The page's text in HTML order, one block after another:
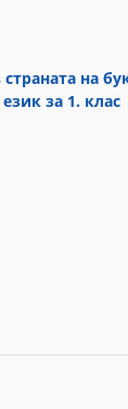
на
за 1. клас